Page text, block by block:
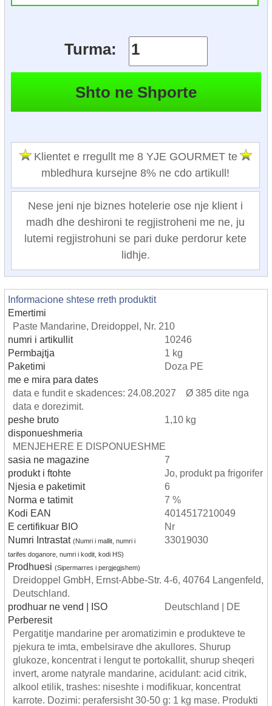
Turma:
Klientet e rregullt me 8 YJE GOURMET te
mbledhura kursejne 8% ne cdo artikull!
Nese jeni nje biznes hotelerie ose nje klient i
madh dhe deshironi te regjistroheni me ne, ju
lutemi regjistrohuni se pari duke perdorur kete
lidhje.
Informacione shtese rreth produktit
Emertimi
Paste Mandarine, Dreidoppel, Nr. 210
numri i artikullit
10246
Permbajtja
1 kg
Paketimi
Doza PE
me e mira para dates
data e fundit e skadences: 24.08.2027 Ø 385 dite nga
data e dorezimit.
peshe bruto
1,10 kg
disponueshmeria
MENJEHERE E DISPONUESHME
sasia ne magazine
7
produkt i ftohte
Jo, produkt pa frigorifer
Njesia e paketimit
6
Norma e tatimit
7 %
Kodi EAN
4014517210049
E certifikuar BIO
Nr
Numri Intrastat (Numri i mallit, numri i
tarifes doganore, numri i kodit, kodi HS)
33019030
Prodhuesi (Sipermarres i pergjegjshem)
Dreidoppel GmbH, Ernst-Abbe-Str. 4-6, 40764 Langenfeld,
Deutschland.
prodhuar ne vend | ISO
Deutschland | DE
Perberesit
Pergatitje mandarine per aromatizimin e produkteve te
pjekura te imta, embelsirave dhe akullores. Shurup
glukoze, koncentrat i lengut te portokallit, shurup sheqeri
invert, arome natyrale mandarine, acidulant: acid citrik,
alkool etilik, trashes: niseshte i modifikuar, koncentrat
karrote. Dozimi: perafersisht 30-50 g: 1 kg mase. Produkti